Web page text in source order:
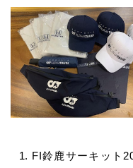
FI鈴鹿サーキット